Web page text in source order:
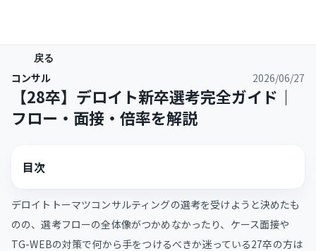
戻る
コンサル 2026/06/27
【28卒】デロイト新卒選考完全ガイド｜
フロー・面接・倍率を解説
目次
デロイトトーマツコンサルティングの選考を受けようと決めたも
のの、選考フローの全体像がつかめなかったり、ケース面接や
TG-WEBの対策で何から手をつけるべきか迷っている27卒の方は